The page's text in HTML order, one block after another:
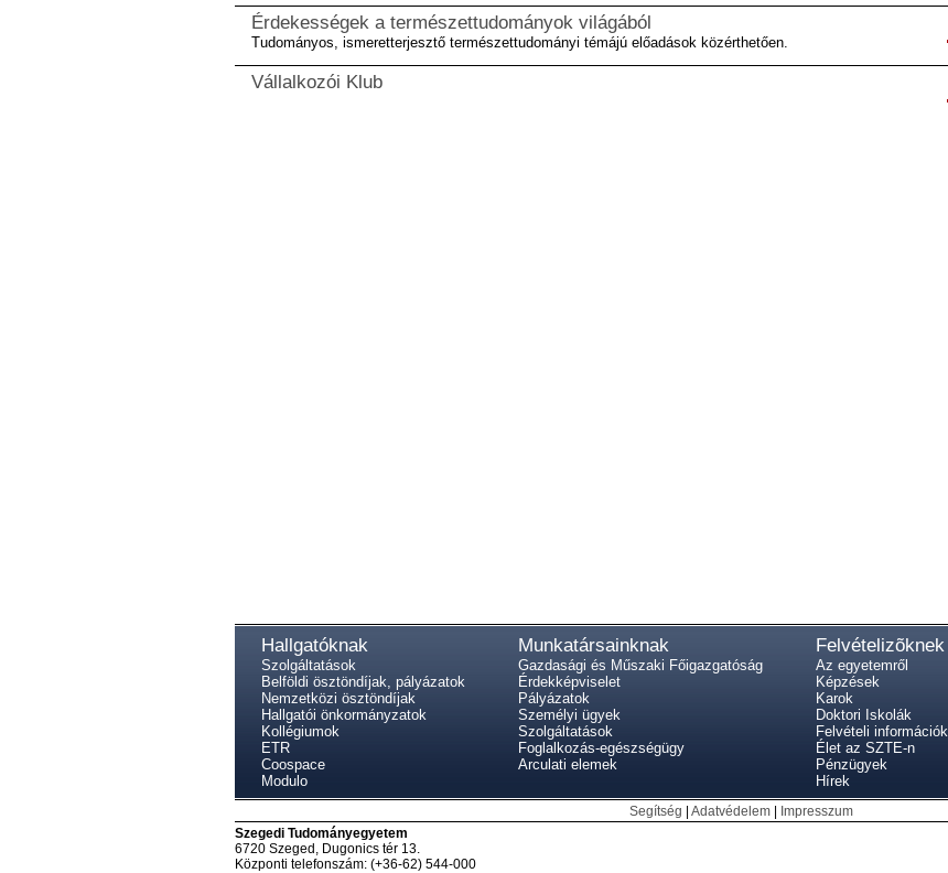
Érdekességek a természettudományok világából
Tudományos, ismeretterjesztő természettudományi témájú előadások közérthetően.
Vállalkozói Klub
Hallgatóknak
Szolgáltatások
Belföldi ösztöndíjak, pályázatok
Nemzetközi ösztöndíjak
Hallgatói önkormányzatok
Kollégiumok
ETR
Coospace
Modulo
Munkatársainknak
Gazdasági és Műszaki Főigazgatóság
Érdekképviselet
Pályázatok
Személyi ügyek
Szolgáltatások
Foglalkozás-egészségügy
Arculati elemek
Felvételizõknek
Az egyetemről
Képzések
Karok
Doktori Iskolák
Felvételi információk
Élet az SZTE-n
Pénzügyek
Hírek
Segítség | Adatvédelem| Impresszum
Szegedi Tudományegyetem
6720 Szeged, Dugonics tér 13.
Központi telefonszám: (+36-62) 544-000